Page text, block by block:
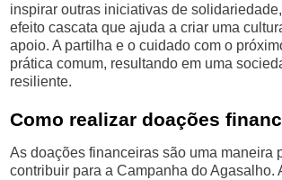
inspirar outras iniciativas de
efeito cascata que ajuda a criar uma
apoio. A partilha e o cuidado com o
prática comum, resultando em uma
resiliente.
Como realizar doações
As doações financeiras são uma maneira
contribuir para a Campanha do Agasalho.